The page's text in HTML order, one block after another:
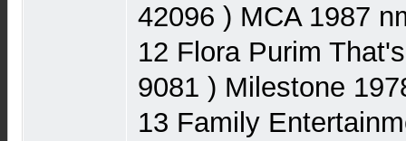
42096 ) MCA 1987
12 Flora Purim
9081 ) Milestone
13 Family